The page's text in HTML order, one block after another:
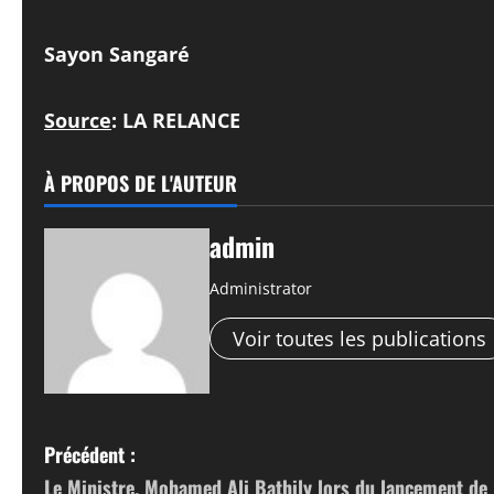
Sayon Sangaré
Source: LA RELANCE
À PROPOS DE L'AUTEUR
admin
Administrator
Voir toutes les publications
N
Précédent :
Le Ministre, Mohamed Ali Bathily lors du lancement de